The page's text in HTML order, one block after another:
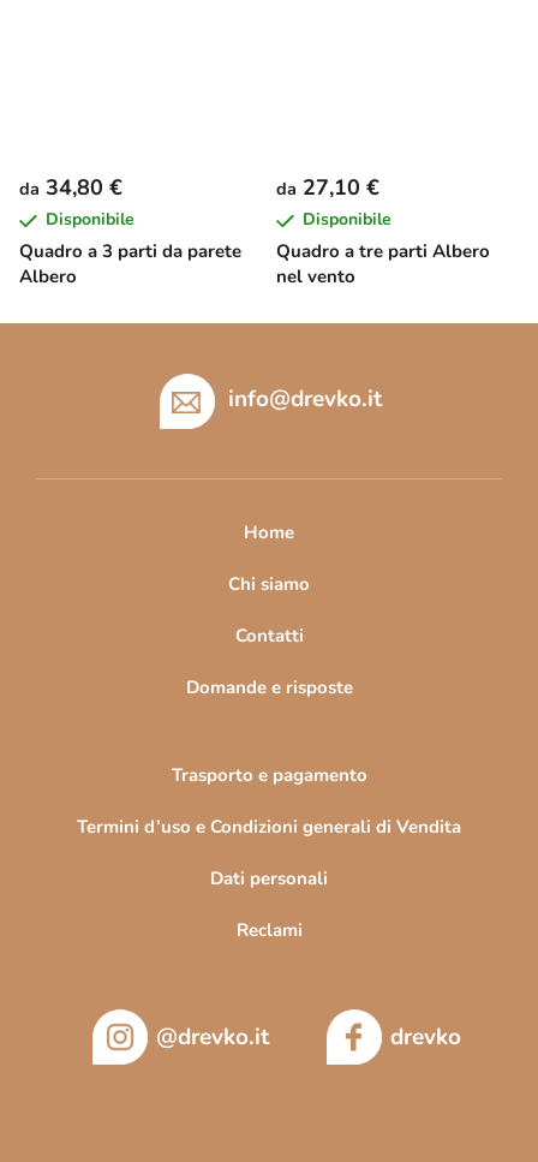
Quadro a 3 parti da parete
Albero
da 34,80 €
Disponibile
Quadro a tre parti Albero
nel vento
da 27,10 €
Disponibile
info@drevko.it
Home
Chi siamo
Contatti
Domande e risposte
Trasporto e pagamento
Termini d’uso e Condizioni generali di Vendita
Dati personali
Reclami
@drevko.it drevko